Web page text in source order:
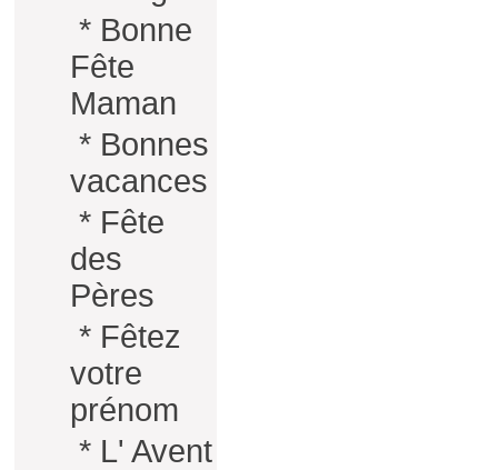
* Bonne
Fête
Maman
* Bonnes
vacances
* Fête
des
Pères
* Fêtez
votre
prénom
* L' Avent